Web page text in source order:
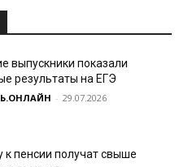
выпускники показали
результаты на ЕГЭ
- 29.07.2026
к пенсии получат свыше